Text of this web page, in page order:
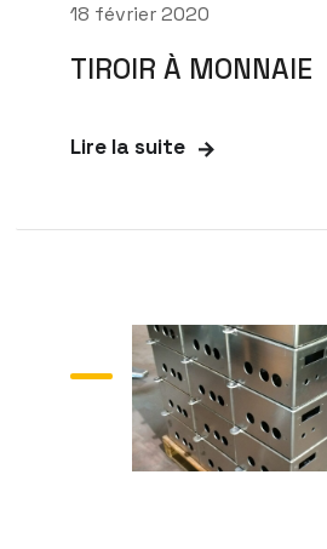
18 février 2020
TIROIR À MONNAIE
Lire la suite